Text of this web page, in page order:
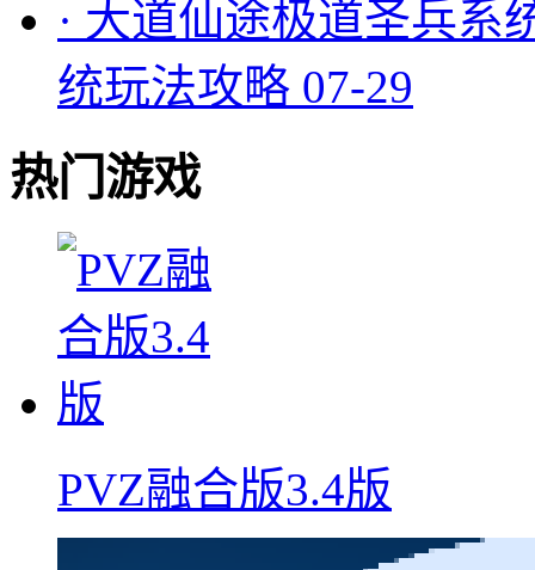
· 大道仙途极道圣兵系
统玩法攻略 07-29
热门游戏
PVZ融合版3.4版